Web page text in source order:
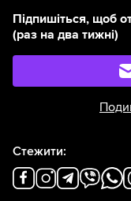
Підпишіться, щоб
(раз на два тижні)
Стежити: